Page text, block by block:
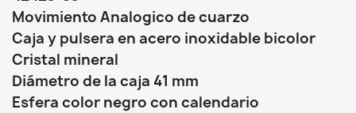
Movimiento Analogico de cuarzo
Caja y pulsera en acero inoxidable bicolor
Cristal mineral
Diámetro de la caja 41 mm
Esfera color negro con calendario